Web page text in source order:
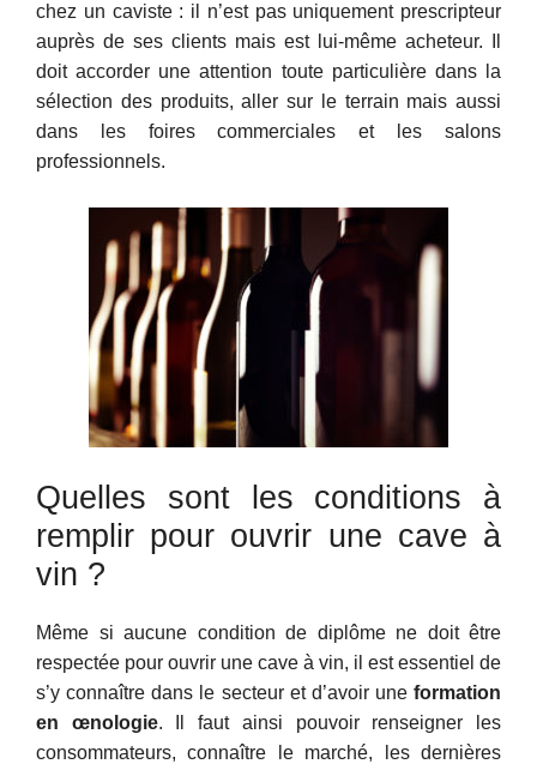
chez un caviste : il n’est pas uniquement prescripteur
auprès de ses clients mais est lui-même acheteur. Il
doit accorder une attention toute particulière dans la
sélection des produits, aller sur le terrain mais aussi
dans les foires commerciales et les salons
professionnels.
Quelles sont les conditions à
remplir pour ouvrir une cave à
vin ?
Même si aucune condition de diplôme ne doit être
respectée pour ouvrir une cave à vin, il est essentiel de
s’y connaître dans le secteur et d’avoir une formation
en œnologie. Il faut ainsi pouvoir renseigner les
consommateurs, connaître le marché, les dernières